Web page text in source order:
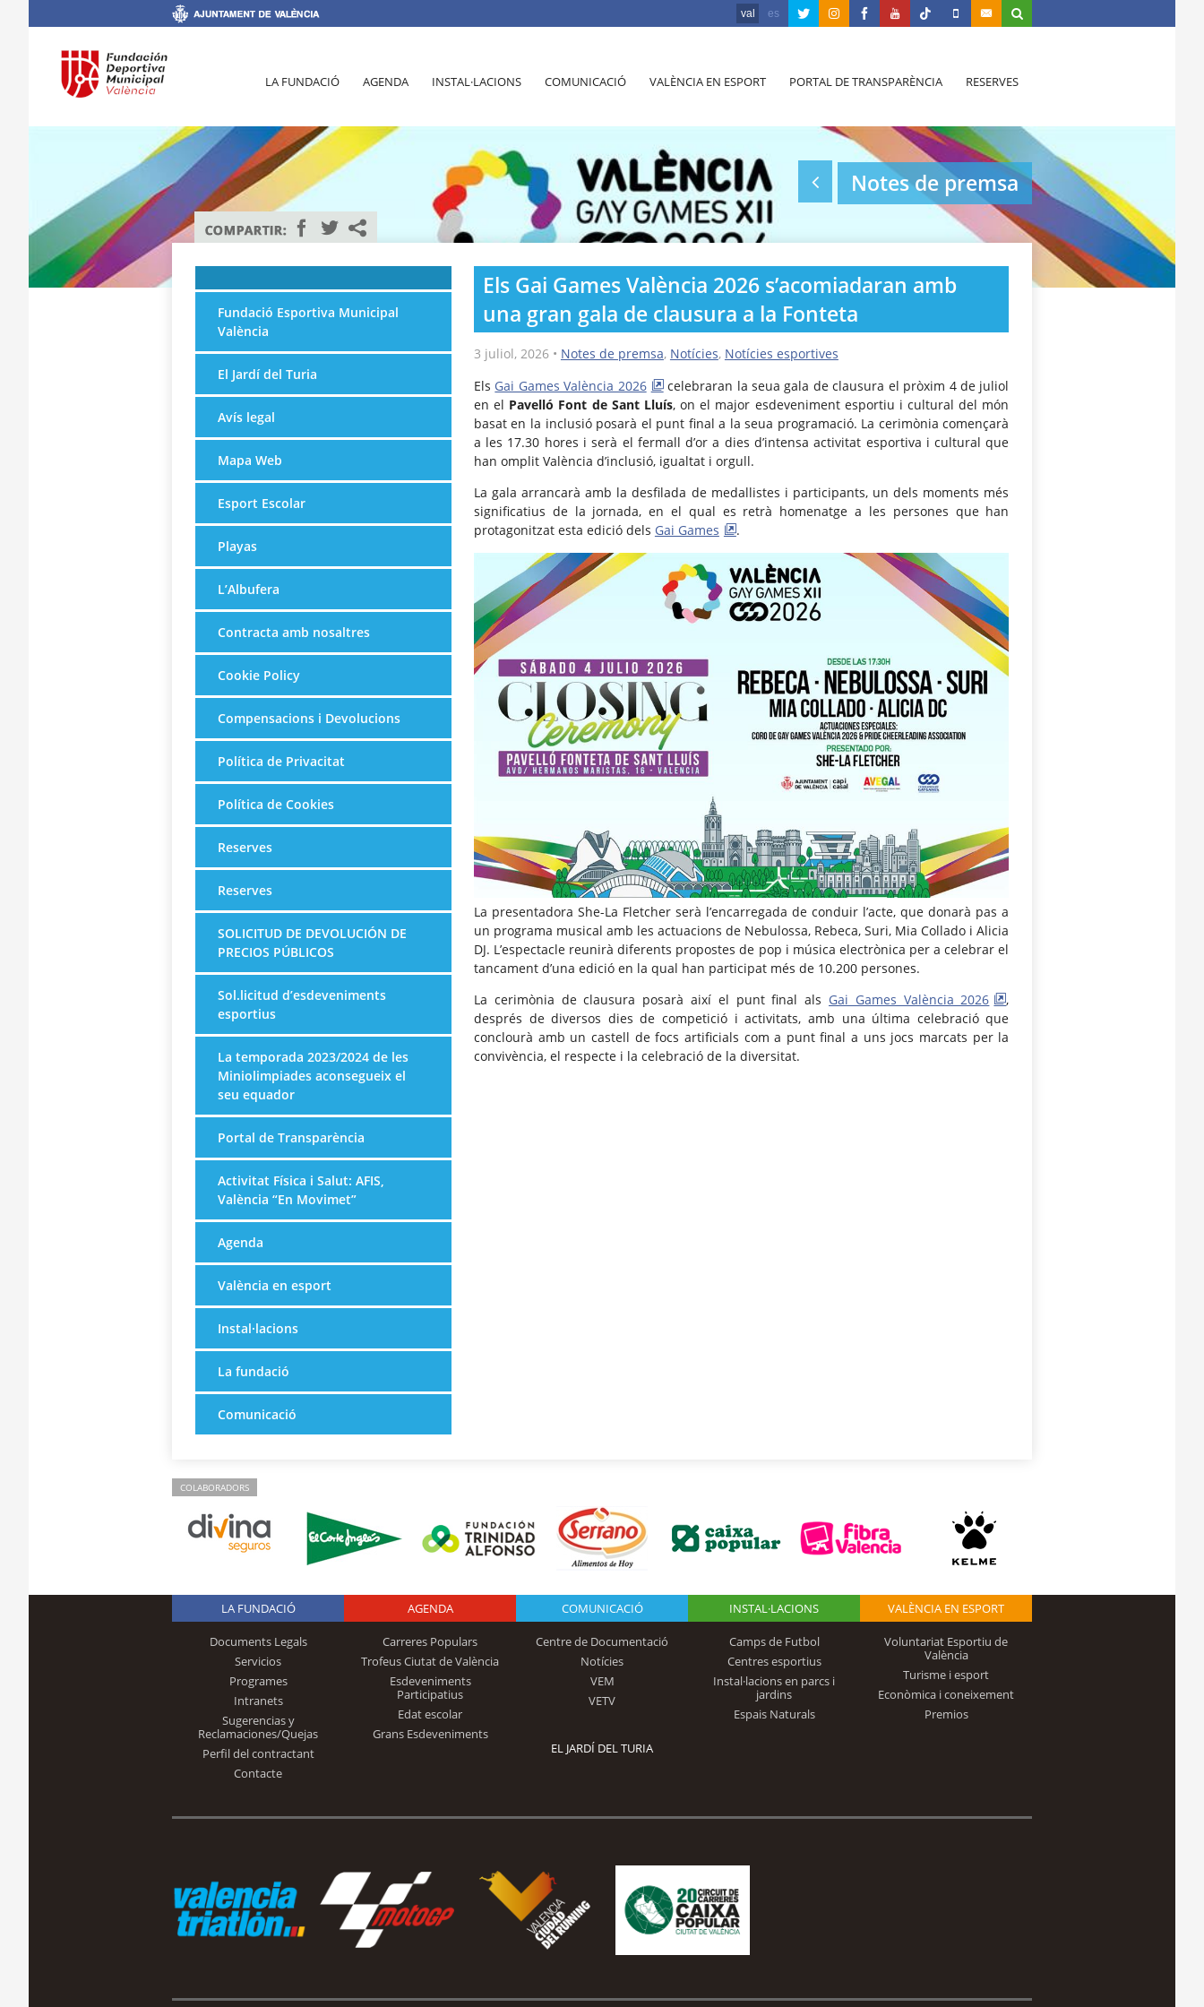
val es
LA FUNDACIÓ AGENDA INSTAL·LACIONS COMUNICACIÓ VALÈNCIA EN ESPORT PORTAL DE TRANSPARÈNCIA RESERVES
Notes de premsa
Els Gai Games València 2026 s’acomiadaran amb
una gran gala de clausura a la Fonteta
3 juliol, 2026• Notes de premsa, Notícies, Notícies esportives
Els Gai Games València 2026
celebraran la seua gala de clausura el pròxim 4 de juliol
en el Pavelló Font de Sant Lluís, on el major esdeveniment esportiu i cultural del món
basat en la inclusió posarà el punt final a la seua programació. La cerimònia començarà
a les 17.30 hores i serà el fermall d’or a dies d’intensa activitat esportiva i cultural que
han omplit València d’inclusió, igualtat i orgull.
La gala arrancarà amb la desfilada de medallistes i participants, un dels moments més
significatius de la jornada, en el qual es retrà homenatge a les persones que han
protagonitzat esta edició dels Gai Games .
La presentadora She-La Fletcher serà l’encarregada de conduir l’acte, que donarà pas a
un programa musical amb les actuacions de Nebulossa, Rebeca, Suri, Mia Collado i Alicia
DJ. L’espectacle reunirà diferents propostes de pop i música electrònica per a celebrar el
tancament d’una edició en la qual han participat més de 10.200 persones.
La cerimònia de clausura posarà així el punt final als Gai Games València 2026
,
després de diversos dies de competició i activitats, amb una última celebració que
conclourà amb un castell de focs artificials com a punt final a uns jocs marcats per la
convivència, el respecte i la celebració de la diversitat.
Fundació Esportiva Municipal
València
El Jardí del Turia
Avís legal
Mapa Web
Esport Escolar
Playas
L’Albufera
Contracta amb nosaltres
Cookie Policy
Compensacions i Devolucions
Política de Privacitat
Política de Cookies
Reserves
Reserves
SOLICITUD DE DEVOLUCIÓN DE
PRECIOS PÚBLICOS
Sol.licitud d’esdeveniments
esportius
La temporada 2023/2024 de les
Miniolimpiades aconsegueix el
seu equador
Portal de Transparència
Activitat Física i Salut: AFIS,
València “En Movimet”
Agenda
València en esport
Instal·lacions
La fundació
Comunicació
COLABORADORS
Logo Fundación
Trinidad Alfonso
LA FUNDACIÓ
Documents Legals
Servicios
Programes
Intranets
Sugerencias y
Reclamaciones/Quejas
Perfil del contractant
Contacte
AGENDA
Carreres Populars
Trofeus Ciutat de València
Esdeveniments
Participatius
Edat escolar
Grans Esdeveniments
COMUNICACIÓ
Centre de Documentació
Notícies
VEM
VETV
INSTAL·LACIONS
Camps de Futbol
Centres esportius
Instal·lacions en parcs i
jardins
Espais Naturals
VALÈNCIA EN ESPORT
Voluntariat Esportiu de
València
Turisme i esport
Econòmica i coneixement
Premios
EL JARDÍ DEL TURIA